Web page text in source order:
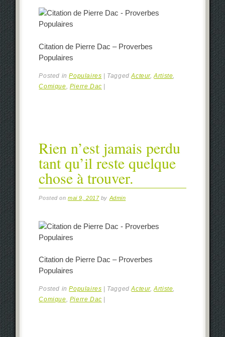
Citation de Pierre Dac – Proverbes
Populaires
Posted inPopulaires | TaggedActeur,Artiste
Comique Pierre Dac |
Rien n’est jamais perdu
tant qu’il reste quelque
chose à trouver.
Posted onmai 9, 2017 by Admin
Citation de Pierre Dac – Proverbes
Populaires
Posted inPopulaires TaggedActeur,Artiste,
Comique, Pierre Dac